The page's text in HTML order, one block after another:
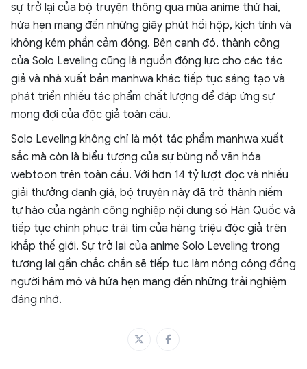
sự trở lại của bộ truyện thông qua mùa anime thứ hai,
hứa hẹn mang đến những giây phút hồi hộp, kịch tính và
không kém phần cảm động. Bên cạnh đó, thành công
của Solo Leveling cũng là nguồn động lực cho các tác
giả và nhà xuất bản manhwa khác tiếp tục sáng tạo và
phát triển nhiều tác phẩm chất lượng để đáp ứng sự
mong đợi của độc giả toàn cầu.
Solo Leveling không chỉ là một tác phẩm manhwa xuất
sắc mà còn là biểu tượng của sự bùng nổ văn hóa
webtoon trên toàn cầu. Với hơn 14 tỷ lượt đọc và nhiều
giải thưởng danh giá, bộ truyện này đã trở thành niềm
tự hào của ngành công nghiệp nội dung số Hàn Quốc và
tiếp tục chinh phục trái tim của hàng triệu độc giả trên
khắp thế giới. Sự trở lại của anime Solo Leveling trong
tương lai gần chắc chắn sẽ tiếp tục làm nóng cộng đồng
người hâm mộ và hứa hẹn mang đến những trải nghiệm
đáng nhớ.